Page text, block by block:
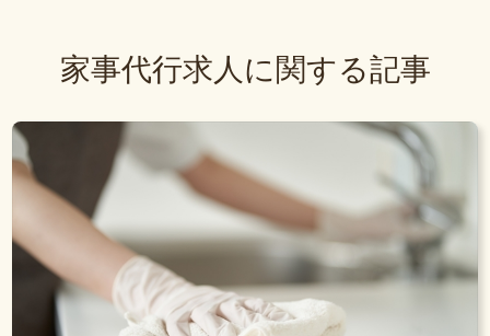
家事代行求人に関する記事